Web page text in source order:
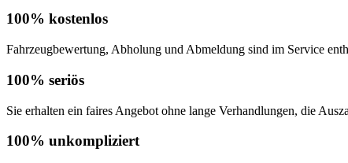
100% kostenlos
Fahrzeugbewertung, Abholung und Abmeldung sind im Service
100% seriös
Sie erhalten ein faires Angebot ohne lange Verhandlungen, die
100% unkompliziert